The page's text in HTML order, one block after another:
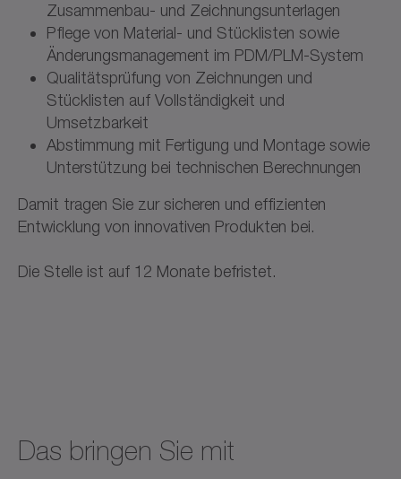
Zusammenbau- und Zeichnungsunterlagen
Pflege von Material- und Stücklisten sowie
Änderungsmanagement im PDM/PLM-System
Qualitätsprüfung von Zeichnungen und
Stücklisten auf Vollständigkeit und
Umsetzbarkeit
Abstimmung mit Fertigung und Montage sowie
Unterstützung bei technischen Berechnungen
Damit tragen Sie zur sicheren und effizienten
Entwicklung von innovativen Produkten bei.
Die Stelle ist auf 12 Monate befristet.
Das bringen Sie mit